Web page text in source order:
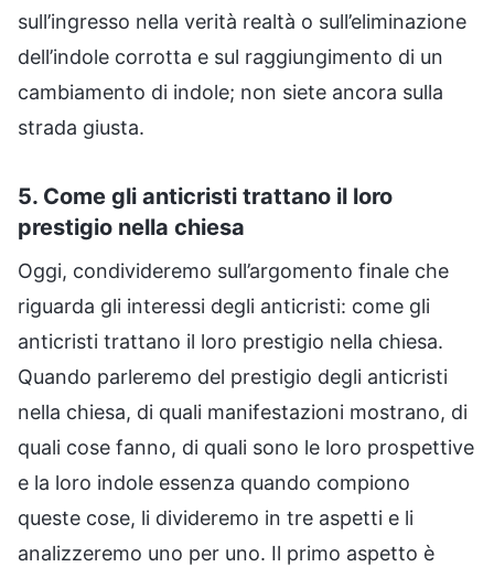
sull’ingresso nella verità realtà o sull’eliminazione
dell’indole corrotta e sul raggiungimento di un
cambiamento di indole; non siete ancora sulla
strada giusta.
5. Come gli anticristi trattano il loro
prestigio nella chiesa
Oggi, condivideremo sull’argomento finale che
riguarda gli interessi degli anticristi: come gli
anticristi trattano il loro prestigio nella chiesa.
Quando parleremo del prestigio degli anticristi
nella chiesa, di quali manifestazioni mostrano, di
quali cose fanno, di quali sono le loro prospettive
e la loro indole essenza quando compiono
queste cose, li divideremo in tre aspetti e li
analizzeremo uno per uno. Il primo aspetto è